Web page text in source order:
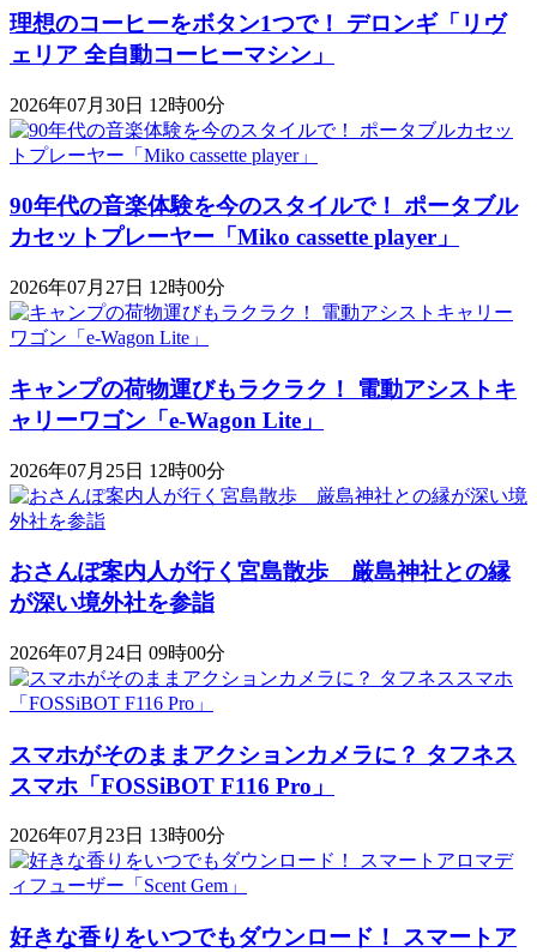
理想のコーヒーをボタン1つで！ デロンギ「リヴ
ェリア 全自動コーヒーマシン」
2026年07月30日 12時00分
90年代の音楽体験を今のスタイルで！ ポータブル
カセットプレーヤー「Miko cassette player」
2026年07月27日 12時00分
キャンプの荷物運びもラクラク！ 電動アシストキ
ャリーワゴン「​​e-Wagon Lite」
2026年07月25日 12時00分
おさんぽ案内人が行く宮島散歩 厳島神社との縁
が深い境外社を参詣
2026年07月24日 09時00分
スマホがそのままアクションカメラに？ タフネス
スマホ「FOSSiBOT F116 Pro」
2026年07月23日 13時00分
好きな香りをいつでもダウンロード！ スマートア